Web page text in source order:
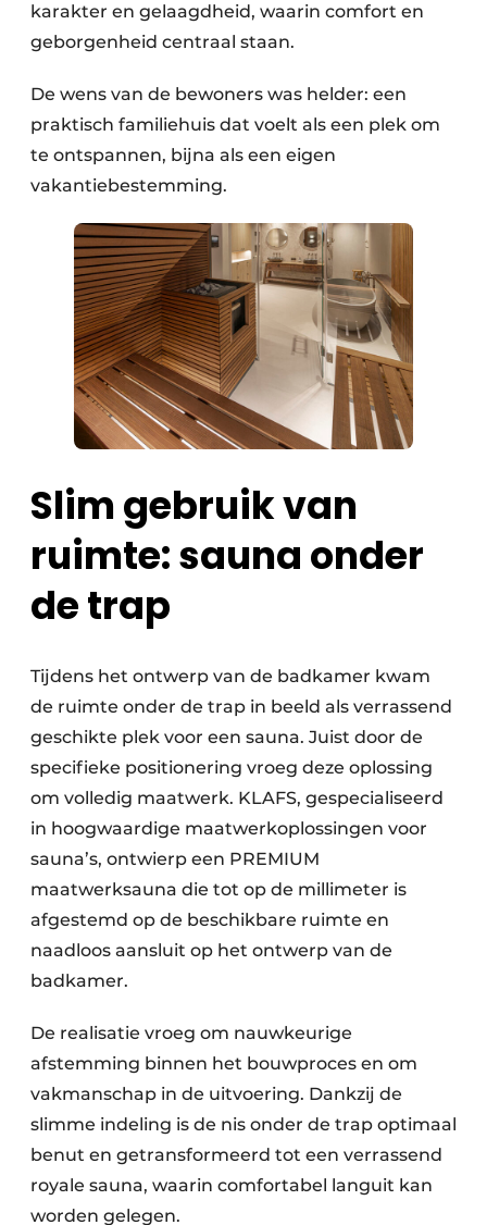
karakter en gelaagdheid, waarin comfort en
geborgenheid centraal staan.
De wens van de bewoners was helder: een
praktisch familiehuis dat voelt als een plek om
te ontspannen, bijna als een eigen
vakantiebestemming.
Slim gebruik van
ruimte: sauna onder
de trap
Tijdens het ontwerp van de badkamer kwam
de ruimte onder de trap in beeld als verrassend
geschikte plek voor een sauna. Juist door de
specifieke positionering vroeg deze oplossing
om volledig maatwerk. KLAFS, gespecialiseerd
in hoogwaardige maatwerkoplossingen voor
sauna’s, ontwierp een PREMIUM
maatwerksauna die tot op de millimeter is
afgestemd op de beschikbare ruimte en
naadloos aansluit op het ontwerp van de
badkamer.
De realisatie vroeg om nauwkeurige
afstemming binnen het bouwproces en om
vakmanschap in de uitvoering. Dankzij de
slimme indeling is de nis onder de trap optimaal
benut en getransformeerd tot een verrassend
royale sauna, waarin comfortabel languit kan
worden gelegen.